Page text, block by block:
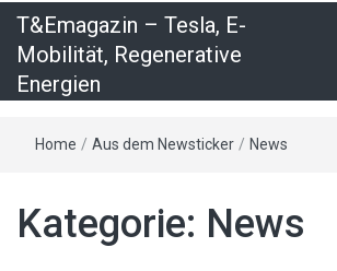
T&Emagazin – Tesla, E-
Mobilität, Regenerative
Energien
Home / Aus dem Newsticker / News
Kategorie: News